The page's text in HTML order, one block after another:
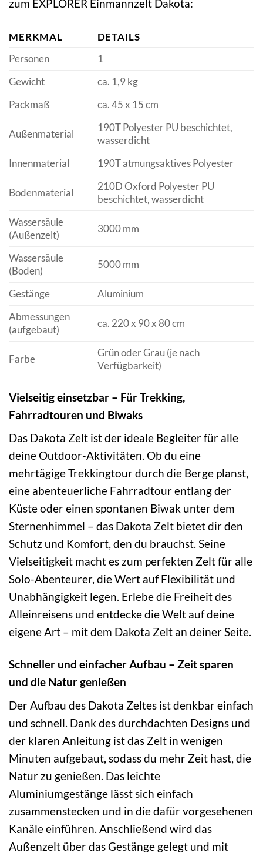
zum EXPLORER Einmannzelt Dakota:
MERKMAL
DETAILS
Personen
1
Gewicht
ca. 1,9 kg
Packmaß
ca. 45 x 15 cm
Außenmaterial
190T Polyester PU beschichtet,
wasserdicht
Innenmaterial
190T atmungsaktives Polyester
Bodenmaterial
210D Oxford Polyester PU
beschichtet, wasserdicht
Wassersäule
(Außenzelt)
3000 mm
Wassersäule
(Boden)
5000 mm
Gestänge
Aluminium
Abmessungen
(aufgebaut)
ca. 220 x 90 x 80 cm
Farbe
Grün oder Grau (je nach
Verfügbarkeit)
Vielseitig einsetzbar – Für Trekking,
Fahrradtouren und Biwaks
Das Dakota Zelt ist der ideale Begleiter für alle
deine Outdoor-Aktivitäten. Ob du eine
mehrtägige Trekkingtour durch die Berge planst,
eine abenteuerliche Fahrradtour entlang der
Küste oder einen spontanen Biwak unter dem
Sternenhimmel – das Dakota Zelt bietet dir den
Schutz und Komfort, den du brauchst. Seine
Vielseitigkeit macht es zum perfekten Zelt für alle
Solo-Abenteurer, die Wert auf Flexibilität und
Unabhängigkeit legen. Erlebe die Freiheit des
Alleinreisens und entdecke die Welt auf deine
eigene Art – mit dem Dakota Zelt an deiner Seite.
Schneller und einfacher Aufbau – Zeit sparen
und die Natur genießen
Der Aufbau des Dakota Zeltes ist denkbar einfach
und schnell. Dank des durchdachten Designs und
der klaren Anleitung ist das Zelt in wenigen
Minuten aufgebaut, sodass du mehr Zeit hast, die
Natur zu genießen. Das leichte
Aluminiumgestänge lässt sich einfach
zusammenstecken und in die dafür vorgesehenen
Kanäle einführen. Anschließend wird das
Außenzelt über das Gestänge gelegt und mit